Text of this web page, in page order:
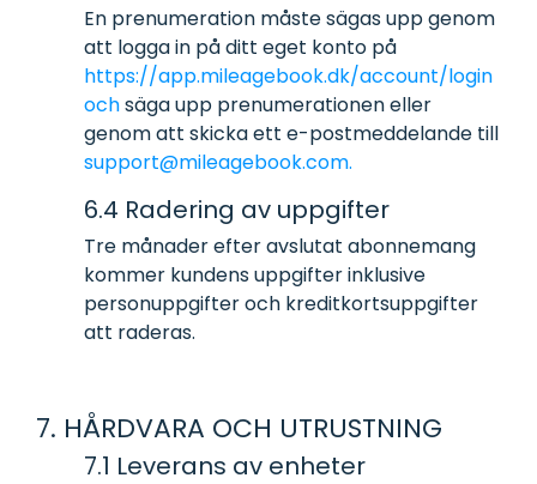
En prenumeration måste sägas upp genom
att logga in på ditt eget konto på
https://app.mileagebook.dk/account/login
ochsäga upp prenumerationen eller
genom att skicka ett e-postmeddelande till
support@mileagebook.com.
6.4 Radering av uppgifter
Tre månader efter avslutat abonnemang
kommer kundens uppgifter inklusive
personuppgifter och kreditkortsuppgifter
att raderas.
7. HÅRDVARA OCH UTRUSTNING
7.1 Leverans av enheter